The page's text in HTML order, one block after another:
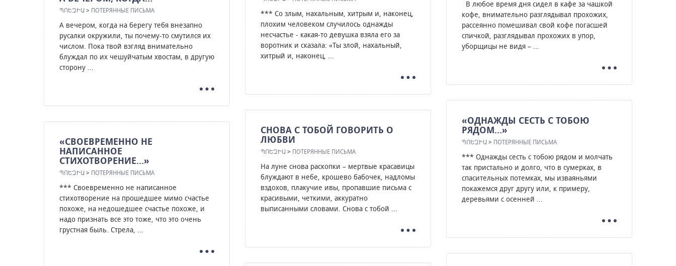
*** Со злым, нахальным, хитрым и, наконец,
плохим человеком случилось однажды
несчастье - какая-то девушка взяла его за
воротник и сказала: «Ты злой, нахальный,
хитрый и, наконец, ...
В любое время дня сидел в кафе за чашкой
кофе, внимательно разглядывал прохожих,
рассеянно помешивал свой кофе погасшей
спичкой, разглядывал прохожих в упор,
уборщицы не видя – ...
ՊՈԵԶԻԱ> ПОТЕРЯННЫЕ ПИСЬМА
А вечером, когда на берегу тебя внезапно
русалки окружили, ты почему-то смутился их
числом. Пока твой взгляд внимательно
блуждал по их чешуйчатым хвостам, в другую
сторону ...
«ОДНАЖДЫ СЕСТЬ С ТОБОЮ
РЯДОМ…»
ՊՈԵԶԻԱ> ПОТЕРЯННЫЕ ПИСЬМА
*** Однажды сесть с тобою рядом и молчать
так пристально и долго, что в сумерках, в
спасительных потемках, мы изваяньями
покажемся друг другу или, к примеру,
деревьями с осенней ...
СНОВА С ТОБОЙ ГОВОРИТЬ О
ЛЮБВИ
ՊՈԵԶԻԱ> ПОТЕРЯННЫЕ ПИСЬМА
На луне снова раскопки – мертвые красавицы
блуждают в небе, крошево бабочек, надломы
вздохов, плакучие ивы, пропавшие письма с
красивыми, четкими, аккуратно
выписанными словами. Снова с тобой ...
«СВОЕВРЕМЕННО НЕ
НАПИСАННОЕ
СТИХОТВОРЕНИЕ…»
ՊՈԵԶԻԱ> ПОТЕРЯННЫЕ ПИСЬМА
*** Своевременно не написанное
стихотворение на прошедшее мимо счастье
похоже, на недошедшее счастье похоже, и
надо признать все это тоже, что это очень
грустная быль. Стрела, ...